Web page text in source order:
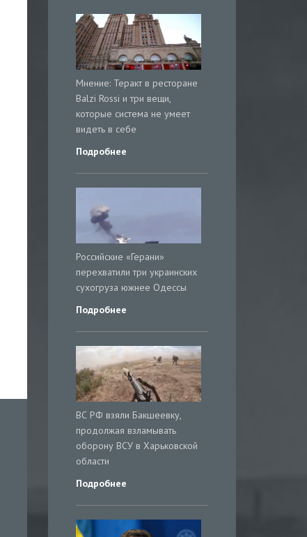
Мнение: Теракт в ресторане
Balzi Rossi и три вещи,
которые система не умеет
видеть в себе
Подробнее
Российские «Герани»
перехватили три украинских
сухогруза южнее Одессы
Подробнее
ВС РФ взяли Бакшеевку,
продолжая взламывать
оборону ВСУ в Харьковской
области
Подробнее